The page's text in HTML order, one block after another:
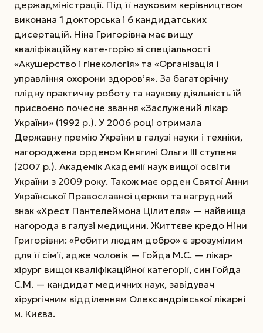
держадміністрації. Під її науковим керівництвом
виконана 1 докторська і 6 кандидатських
дисертацій. Ніна Григорівна має вищу
кваліфікаційну кате-горію зі спеціальності
«Акушерство і гінекологія» та «Організація і
управління охорони здоров’я». За багаторічну
плідну практичну роботу та наукову діяльність їй
присвоєно почесне звання «Заслужений лікар
України» (1992 р.). У 2006 році отримала
Державну премію України в галузі науки і техніки,
нагороджена орденом Княгині Ольги ІІІ ступеня
(2007 р.). Академік Академії наук вищої освіти
України з 2009 року. Також має орден Святої Анни
Української Православної церкви та нагрудний
знак «Хрест Пантелеймона Цілителя» — найвища
нагорода в галузі медицини. Життєве кредо Ніни
Григорівни: «Робити людям добро» є зрозумілим
для її сім’ї, адже чоловік — Гойда М.С. — лікар-
хірург вищої кваліфікаційної категорії, син Гойда
С.М. — кандидат медичних наук, завідувач
хірургічним відділенням Олександрівської лікарні
м. Києва.